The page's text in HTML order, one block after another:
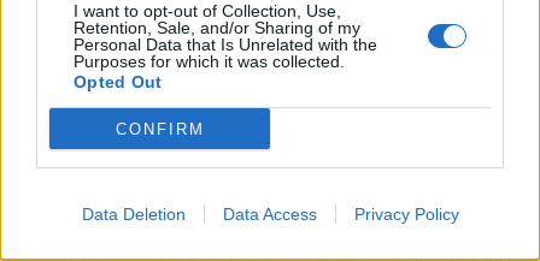
I want to opt-out of Collection, Use,
Retention, Sale, and/or Sharing of my
Personal Data that Is Unrelated with the
Purposes for which it was collected.
Opted Out
CONFIRM
Data Deletion Data Access Privacy Policy
Οι αρχιτέκτονες Santiago Valdivieso και Stefano Rolla,
σχεδίασαν ένα εντυπωσιακό σπίτι στο Punta Pite, το…
GOOD STUFF